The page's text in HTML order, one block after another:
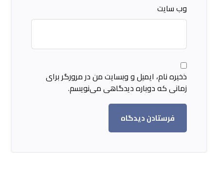
وب‌ سایت
ذخیره نام، ایمیل و وبسایت من در مرورگر برای
زمانی که دوباره دیدگاهی می‌نویسم.
فرستادن دیدگاه